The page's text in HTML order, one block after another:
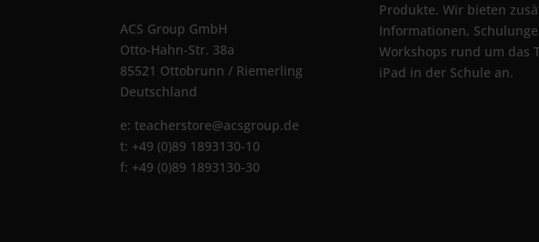
ACS Group GmbH
Otto-Hahn-Str. 38a
85521 Ottobrunn / Riemerling
Deutschland
e: teacherstore@acsgroup.de
t: +49 (0)89 1893130-10
f: +49 (0)89 1893130-30
Produkte. Wir bieten
Informationen,
Workshops rund um das
iPad in der Schule an.